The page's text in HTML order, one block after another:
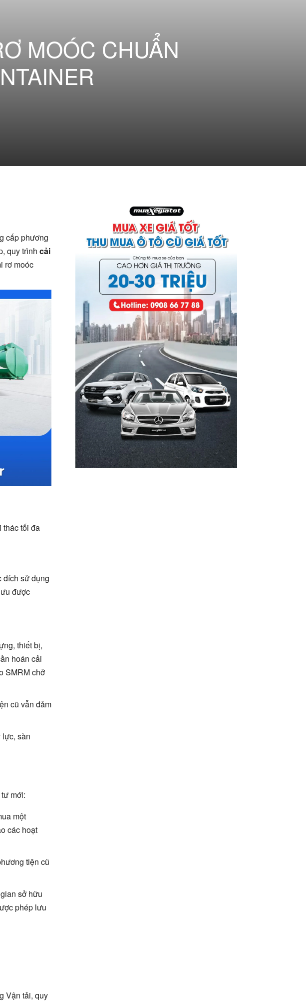
MOÓC CHUẨN
cấp phương
quy trình cải
rơ moóc
thác tối đa
đích sử dụng
được
thiết bị,
hoán cải
SMRM chở
cũ vẫn đảm
lực, sàn
mới:
một
các hoạt
tiện cũ
sở hữu
phép lưu
Vận tải, quy